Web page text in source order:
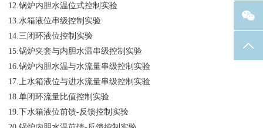
12.锅炉内胆水温位式控制实验
13.水箱液位串级控制实验
14.三闭环液位控制实验
15.锅炉夹套与内胆水温串级控制实验
16.锅炉内胆水温与水流量串级控制实验
17.上水箱液位与进水流量串级控制实验
18.单闭环流量比值控制实验
19.下水箱液位前馈-反馈控制实验
返回